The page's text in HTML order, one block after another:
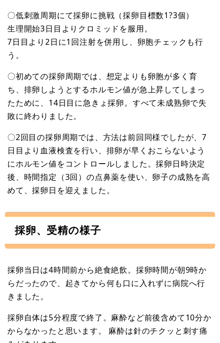
〇低刺激周期にて採卵に挑戦（採卵目標数1?3個）
生理開始3日目よりクロミッドを服用。
7日目より2日に1回注射を併用し、卵胞チェックも行
う。
〇初めての採卵周期では、想定よりも卵胞が多く育
ち、排卵しようとするホルモン値が急上昇してしまっ
たために、14日目に急きょ採卵。すべて未成熟卵で失
敗に終わりました。
〇2回目の採卵周期では、方法は前回同様でしたが、7
日目より血液検査を行い、排卵が早くおこらないよう
にホルモン値をコントロールしました。採卵日時決定
後、時間指定（3回）の点鼻薬を使い、卵子の成熟を高
めて、採卵日を迎えました。
採卵、受精の様子
採卵当日は4時間前から絶食絶飲。採卵時間が朝9時か
らだったので、起きてから何も口に入れずに病院へ行
きました。
採卵自体は5分程度で終了。麻酔など前後含めて10分か
からなかったと思います。 麻酔は針のチクッと刺す痛